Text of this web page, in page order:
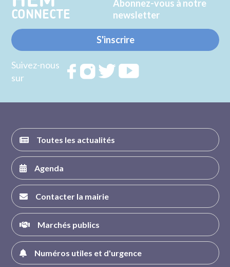
CONNECTE
Abonnez-vous à notre
newsletter
S'inscrire
Suivez-nous
sur
RejoignezRejoignezRejoignez
Toutes les actualités
Agenda
Contacter la mairie
Marchés publics
Numéros utiles et d'urgence